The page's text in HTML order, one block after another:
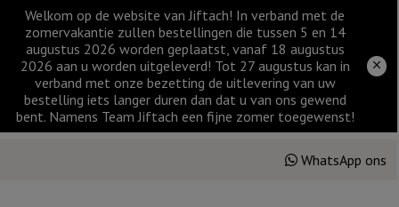
Welkom op de website van Jiftach! In verband met de
zomervakantie zullen bestellingen die tussen 5 en 14
augustus 2026 worden geplaatst, vanaf 18 augustus
2026 aan u worden uitgeleverd! Tot 27 augustus kan in
verband met onze bezetting de uitlevering van uw
bestelling iets langer duren dan dat u van ons gewend
bent. Namens Team Jiftach een fijne zomer toegewenst!
WhatsApp ons